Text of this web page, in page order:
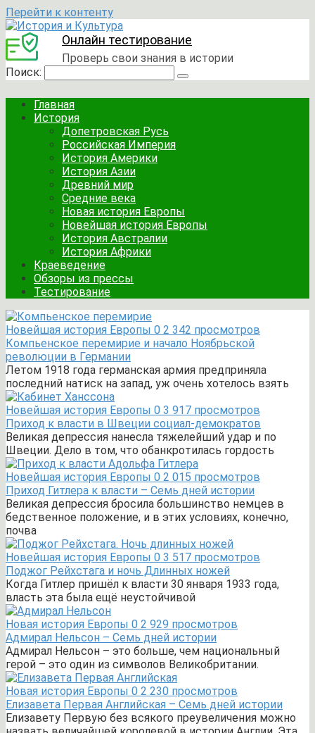
Перейти к контенту
Онлайн тестирование
Проверь свои знания в истории
Поиск:
Главная
История
Допетровская Русь
Российская Империя
История Америки
История Азии
Древний мир
Средние века
Новая история Европы
Новейшая история Европы
История Австралии
История Африки
Краеведение
Обзоры из прессы
Тестирование
Новейшая история Европы 0 2 342 просмотров
Компьенское перемирие и начало Ноябрьской
революции в Германии
Летом 1918 года германская армия предприняла
последний натиск на запад, уж очень хотелось взять
Новейшая история Европы 0 3 917 просмотров
Приход к власти в Швеции социал-демократов
Великая депрессия нанесла тяжелейший удар и по
Швеции. Дело в том, что обанкротилась гордость
Новейшая история Европы 0 2 015 просмотров
Приход Гитлера к власти – Семь дней истории
Великая депрессия бросила большинство немцев в
бедственное положение, и в этих условиях, конечно,
почва
Новейшая история Европы 0 3 517 просмотров
Поджог Рейхстага и ночь Длинных ножей
Когда Гитлер пришёл к власти 30 января 1933 года,
власть эта была ещё неустойчивой
Новая история Европы 0 2 929 просмотров
Адмирал Нельсон – Семь дней истории
Адмирал Нельсон – это больше, чем национальный
герой – это один из символов Великобритании.
Новая история Европы 0 2 230 просмотров
Елизавета Первая Английская – Семь дней истории
Елизавету Первую без всякого преувеличения можно